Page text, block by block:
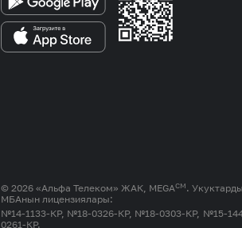
© 2026 «Альфа Телеком» ЖАК, MEGAСМ.
МБАнын лицензиялары:
№14-1133-КР, №18-0326-КР, №18-0303-КР, №15-
0261-КР.